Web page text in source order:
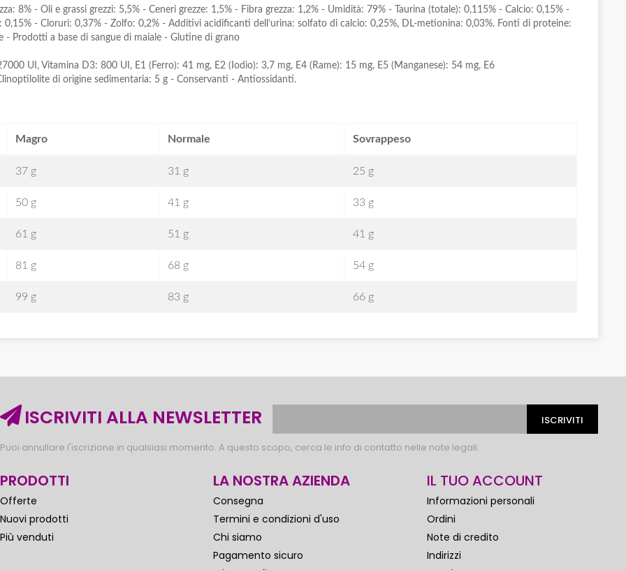
8% - Oli e grassi grezzi: 5,5% - Ceneri grezze: 1,5% - Fibra grezza: 1,2% - Umidità: 79% - Taurina (totale): 0,115% - Calcio: 0,15% -
- Cloruri: 0,37% - Zolfo: 0,2% - Additivi acidificanti dell’urina: solfato di calcio: 0,25%, DL-metionina: 0,03%. Fonti di proteine:
Prodotti a base di sangue di maiale - Glutine di grano
UI, Vitamina D3: 800 UI, E1 (Ferro): 41 mg, E2 (Iodio): 3,7 mg, E4 (Rame): 15 mg, E5 (Manganese): 54 mg, E6
di origine sedimentaria: 5 g - Conservanti - Antiossidanti.
Magro Normale Sovrappeso
37 g 31 g 25 g
50 g 41 g 33 g
61 g 51 g 41 g
81 g 68 g 54 g
99 g 83 g 66 g
ISCRIVITI ALLA NEWSLETTER
Puoi annullare l'iscrizione in qualsiasi momento. A questo scopo, cerca le info di contatto nelle note legali.
PRODOTTI
Offerte
Nuovi prodotti
Più venduti
LA NOSTRA AZIENDA
Consegna
Termini e condizioni d'uso
Chi siamo
Pagamento sicuro
IL TUO ACCOUNT
Informazioni personali
Ordini
Note di credito
Indirizzi